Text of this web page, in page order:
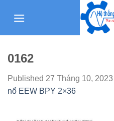
0162
Published 27 Tháng 10, 2023
nổ EEW BPY 2×36